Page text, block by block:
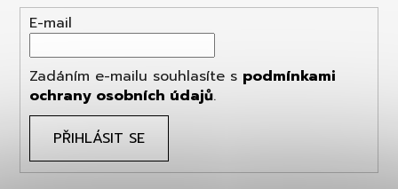
E-mail
Zadáním e-mailu souhlasíte s podmínkami
ochrany osobních údajů.
PŘIHLÁSIT SE